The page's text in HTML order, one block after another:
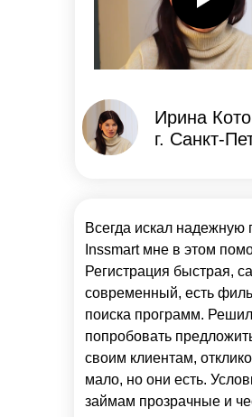
Всегда искал надежную
Inssmart мне в этом
Регистрация быстрая,
современный, есть
поиска программ. Решил
попробовать
своим клиентам,
мало, но они есть.
займам прозрачные и
Ирина
г. Санкт-